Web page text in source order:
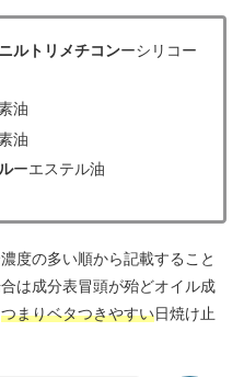
ルトリメチコンーシリコー
油
油
ーエステル油
度の多い順から記載すること
は成分表冒頭が殆どオイル成
つまりベタつきやすい日焼け止